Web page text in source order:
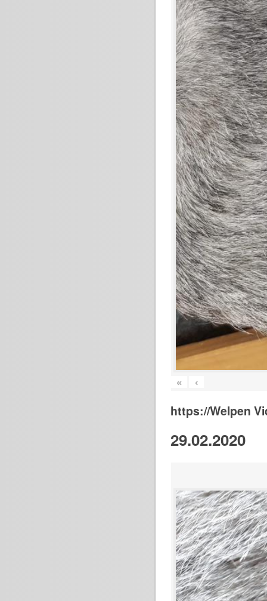
« ‹
https://Welpen
29.02.2020